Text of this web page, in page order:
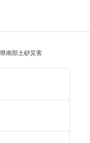
県南部土砂災害